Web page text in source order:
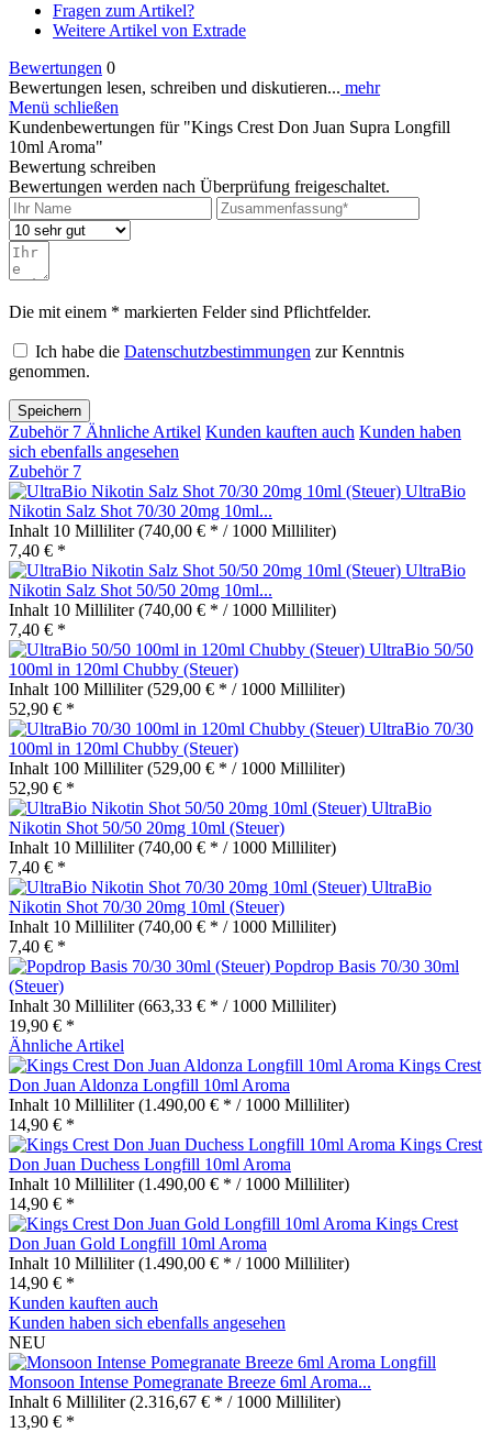
Fragen zum Artikel?
Weitere Artikel von Extrade
Bewertungen 0
Bewertungen lesen, schreiben und diskutieren... mehr
Menü schließen
Kundenbewertungen für "Kings Crest Don Juan Supra Longfill
10ml Aroma"
Bewertung schreiben
Bewertungen werden nach Überprüfung freigeschaltet.
Die mit einem * markierten Felder sind Pflichtfelder.
Ich habe die Datenschutzbestimmungen zur Kenntnis
genommen.
Speichern
Zubehör 7 Ähnliche Artikel Kunden kauften auch Kunden haben
sich ebenfalls angesehen
Zubehör 7
UltraBio
Nikotin Salz Shot 70/30 20mg 10ml...
Inhalt 10 Milliliter(740,00 € * / 1000 Milliliter)
7,40 € *
UltraBio
Nikotin Salz Shot 50/50 20mg 10ml...
Inhalt 10 Milliliter(740,00 € * / 1000 Milliliter)
7,40 € *
UltraBio 50/50
100ml in 120ml Chubby (Steuer)
Inhalt 100 Milliliter(529,00 € * / 1000 Milliliter)
52,90 € *
UltraBio 70/30
100ml in 120ml Chubby (Steuer)
Inhalt 100 Milliliter(529,00 € * / 1000 Milliliter)
52,90 € *
UltraBio
Nikotin Shot 50/50 20mg 10ml (Steuer)
Inhalt 10 Milliliter(740,00 € * / 1000 Milliliter)
7,40 € *
UltraBio
Nikotin Shot 70/30 20mg 10ml (Steuer)
Inhalt 10 Milliliter(740,00 € * / 1000 Milliliter)
7,40 € *
Popdrop Basis 70/30 30ml
(Steuer)
Inhalt30 Milliliter(663,33 € * / 1000 Milliliter)
19,90 € *
Ähnliche Artikel
Kings Crest
Don Juan Aldonza Longfill 10ml Aroma
Inhalt 10 Milliliter(1.490,00 € * / 1000 Milliliter)
14,90 € *
Kings Crest
Don Juan Duchess Longfill 10ml Aroma
Inhalt 10 Milliliter(1.490,00 € * / 1000 Milliliter)
14,90 € *
Kings Crest
Don Juan Gold Longfill 10ml Aroma
Inhalt 10 Milliliter(1.490,00 € * / 1000 Milliliter)
14,90 € *
Kunden kauften auch
Kunden haben sich ebenfalls angesehen
NEU
Monsoon Intense Pomegranate Breeze 6ml Aroma...
Inhalt6 Milliliter(2.316,67 € * / 1000 Milliliter)
13,90 € *